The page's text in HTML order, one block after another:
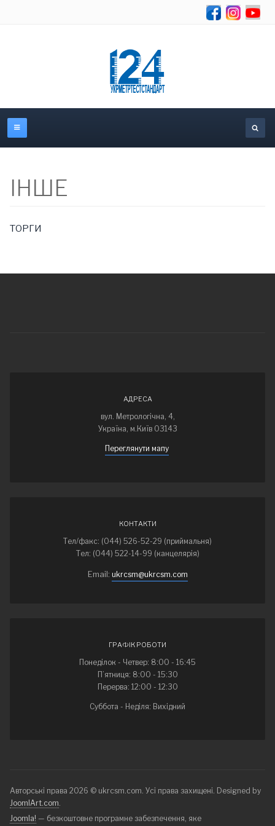
ІНШЕ
ТОРГИ
АДРЕСА
вул. Метрологічна, 4,
Україна, м.Київ 03143
Переглянути мапу
КОНТАКТИ
Тел/факс: (044) 526-52-29 (приймальня)
Тел: (044) 522-14-99 (канцелярія)
Email: ukrcsm@ukrcsm.com
ГРАФІК РОБОТИ
Понеділок - Четвер: 8:00 - 16:45
П’ятниця: 8:00 - 15:30
Перерва: 12:00 - 12:30
Суббота - Неділя: Вихідний
Авторські права 2026 © ukrcsm.com. Усі права захищені. Designed by
JoomlArt.com.
Joomla! — безкоштовне програмне забезпечення, яке